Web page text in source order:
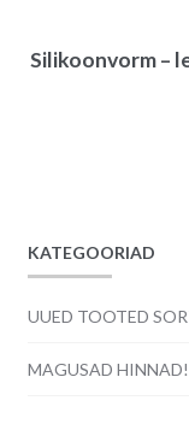
Silikoonvorm –
KATEGOORIAD
UUED TOOTED
MAGUSAD